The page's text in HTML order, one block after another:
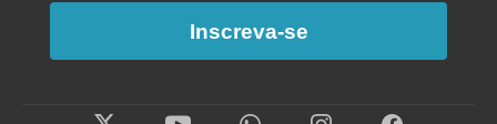
Inscreva-se